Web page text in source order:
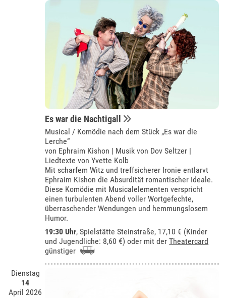
Es war die Nachtigall
Musical / Komödie nach dem Stück „Es war die
Lerche“
von Ephraim Kishon | Musik von Dov Seltzer |
Liedtexte von Yvette Kolb
Mit scharfem Witz und treffsicherer Ironie entlarvt
Ephraim Kishon die Absurdität romantischer Ideale.
Diese Komödie mit Musicalelementen verspricht
einen turbulenten Abend voller Wortgefechte,
überraschender Wendungen und hemmungslosem
Humor.
19:30 Uhr, Spielstätte Steinstraße, 17,10 € (Kinder
und Jugendliche: 8,60 €) oder mit derTheatercard
günstiger
Dienstag
14
April 2026